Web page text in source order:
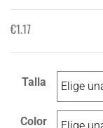
€1.17
Talla
Color